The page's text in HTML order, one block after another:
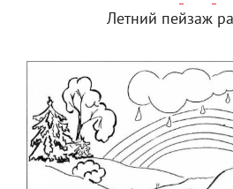
Летний пейзаж